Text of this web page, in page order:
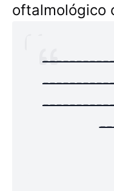
oftalmológico